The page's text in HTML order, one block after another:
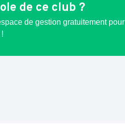
de ce club ?
de gestion gratuitement pour